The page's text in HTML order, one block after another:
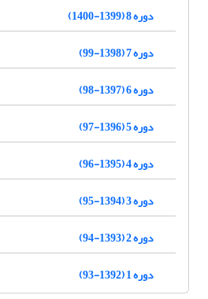
دوره 8 (1399-1400)
دوره 7 (1398-99)
دوره 6 (1397-98)
دوره 5 (1396-97)
دوره 4 (1395-96)
دوره 3 (1394-95)
دوره 2 (1393-94)
دوره 1 (1392-93)